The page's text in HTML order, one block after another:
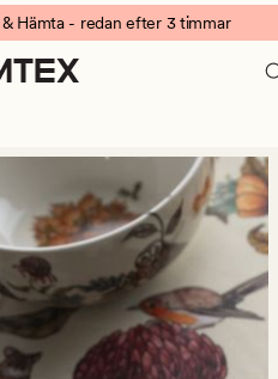
& Hämta - redan efter 3 timmar